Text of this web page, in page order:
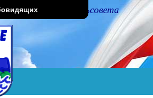
Подсинского сельсовета